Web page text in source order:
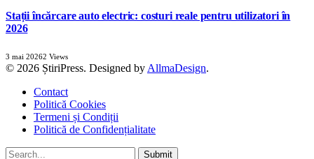
Stații încărcare auto electric: costuri reale pentru utilizatori în
2026
3 mai 20262 Views
© 2026 ȘtiriPress. Designed by AllmaDesign.
Contact
Politică Cookies
Termeni și Condiții
Politică de Confidențialitate
Submit